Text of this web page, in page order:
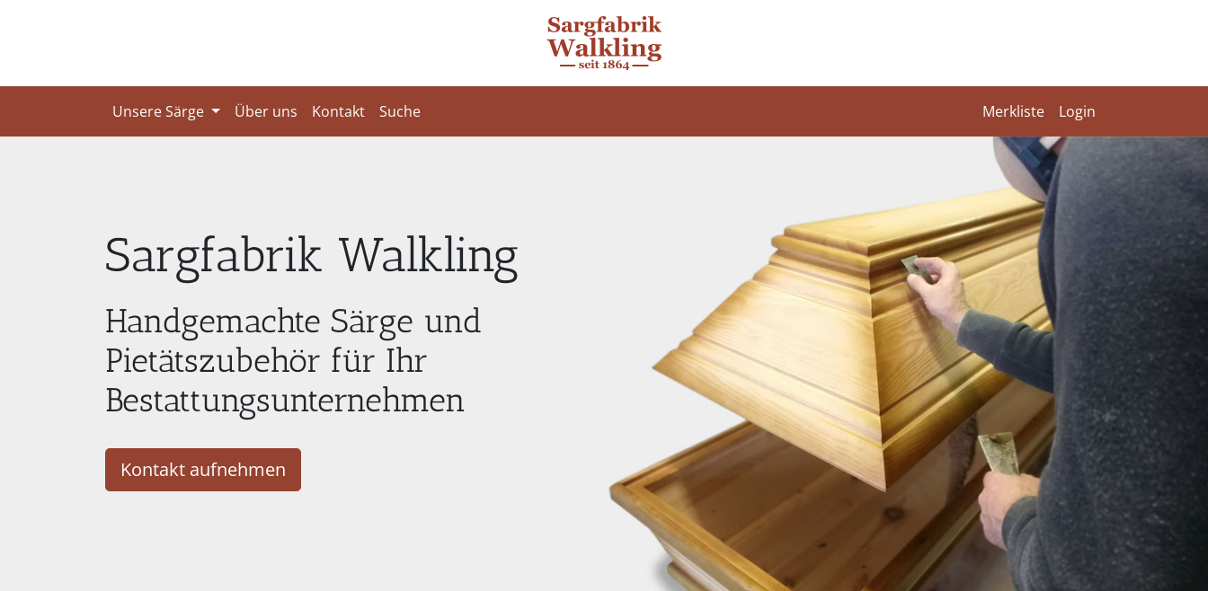
Unsere Särge Über uns Kontakt Suche Merkliste Login
Sargfabrik Walkling
Handgemachte Särge und
Pietätszubehör für Ihr
Bestattungs­unternehmen
Kontakt aufnehmen